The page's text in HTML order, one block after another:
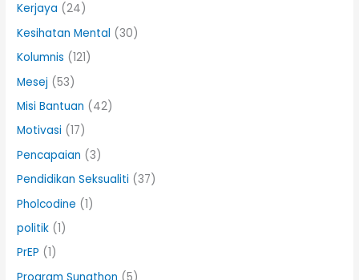
Kerjaya (24)
Kesihatan Mental (30)
Kolumnis (121)
Mesej (53)
Misi Bantuan (42)
Motivasi (17)
Pencapaian (3)
Pendidikan Seksualiti (37)
Pholcodine (1)
politik (1)
PrEP (1)